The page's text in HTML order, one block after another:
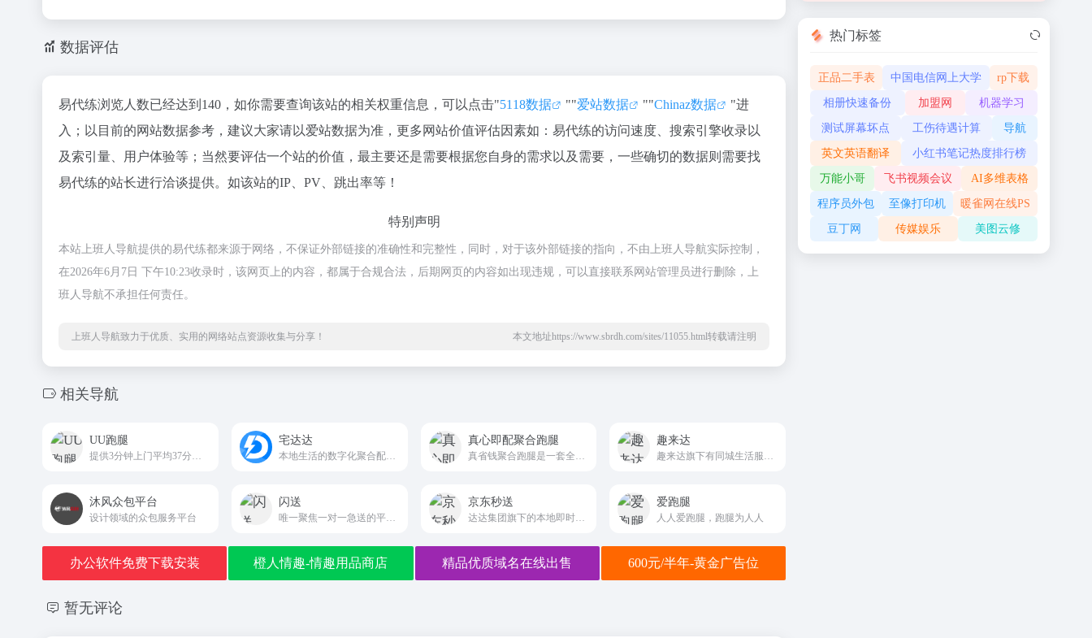
数据评估
易代练浏览人数已经达到140，如你需要查询该站的相关权重信息，可以点击"5118数据 ""爱站数据 ""Chinaz数据
"进
入；以目前的网站数据参考，建议大家请以爱站数据为准，更多网站价值评估因素如：易代练的访问速度、搜索引擎收录以
及索引量、用户体验等；当然要评估一个站的价值，最主要还是需要根据您自身的需求以及需要，一些确切的数据则需要找
易代练的站长进行洽谈提供。如该站的IP、PV、跳出率等！
特别声明
本站上班人导航提供的易代练都来源于网络，不保证外部链接的准确性和完整性，同时，对于该外部链接的指向，不由上班人导航实际控制，
在2026年6月7日 下午10:23收录时，该网页上的内容，都属于合规合法，后期网页的内容如出现违规，可以直接联系网站管理员进行删除，上
班人导航不承担任何责任。
上班人导航致力于优质、实用的网络站点资源收集与分享！ 本文地址https://www.sbrdh.com/sites/11055.html转载请注明
相关导航
UU跑腿 宅达达
本地生活的数字化聚合配送平台
真心即配聚合跑腿 趣来达
沐风众包平台
设计领域的众包服务平台
闪送
唯一聚焦一对一急送的平台。一对一的服务模式，明确闪送员从取件到送达全程一次只服务一个客户，服务时效更快、确定性更高、安全性更好。
京东秒送
达达集团旗下的本地即时零售平台，覆盖超100个城市，海量商品1小时送达。科技赋能，为零售商打造数字化解决方案，实现门店全渠道升级。
爱跑腿
人人爱跑腿，跑腿为人人
办公软件免费下载安装 橙人情趣-情趣用品商店 精品优质域名在线出售 600元/半年-黄金广告位
暂无评论
热门标签
正品二手表 中国电信网上大学 rp下载
相册快速备份 加盟网 机器学习
测试屏幕坏点 工伤待遇计算 导航
英文英语翻译 小红书笔记热度排行榜
万能小哥 飞书视频会议 AI多维表格
程序员外包 至像打印机 暖雀网在线PS
豆丁网 传媒娱乐 美图云修